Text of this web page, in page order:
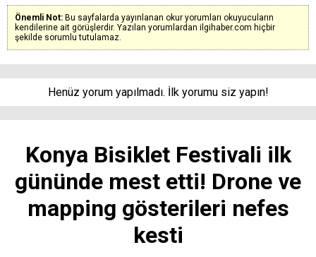
Önemli Not: Bu sayfalarda yayınlanan okur yorumları okuyucuların
kendilerine ait görüşlerdir. Yazılan yorumlardan ilgihaber.com hiçbir
şekilde sorumlu tutulamaz.
Henüz yorum yapılmadı. İlk yorumu siz yapın!
Konya Bisiklet Festivali ilk
gününde mest etti! Drone ve
mapping gösterileri nefes
kesti